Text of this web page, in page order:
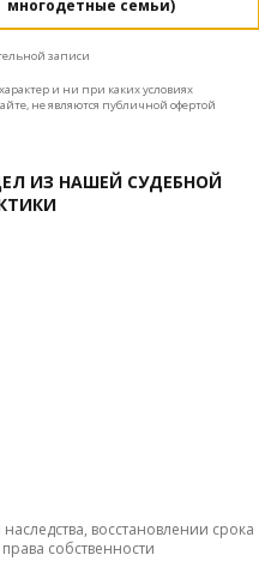
многодетные семьи)
записи
и ни при каких условиях
не являются публичной офертой
ИЗ НАШЕЙ СУДЕБНОЙ
восстановлении срока
собственности